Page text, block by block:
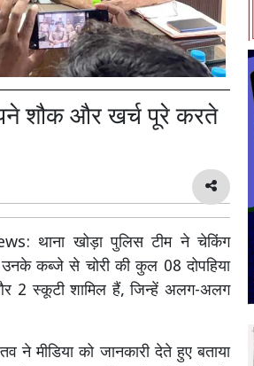
शौक और खर्च पूरे करते
थाना खोड़ा पुलिस टीम ने चेकिंग
उनके कब्जे से चोरी की कुल 08 दोपहिया
और 2 स्कूटी शामिल हैं, जिन्हें अलग-अलग
ने मीडिया को जानकारी देते हुए बताया